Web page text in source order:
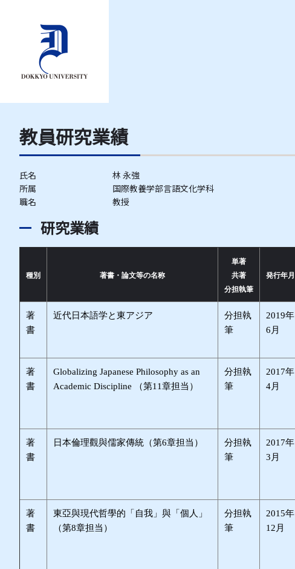
教員研究業績
氏名
林 永強
所属
国際教養学部言語文化学科
職名
教授
研究業績
種別 著書・論文等の名称
単著
共著
分担執筆
発行年月
著
書
近代日本語学と東アジア
分担執
筆
2019年
6月
著
書
Globalizing Japanese Philosophy as an
Academic Discipline （第11章担当）
分担執
筆
2017年
4月
著
書
日本倫理觀與儒家傳統（第6章担当）
分担執
筆
2017年
3月
著
書
東亞與現代哲學的「自我」與「個人」
（第8章担当）
分担執
筆
2015年
12月